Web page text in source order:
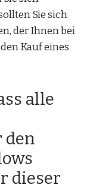
Sie sich
der Ihnen bei
Kauf eines
alle
den
dieser